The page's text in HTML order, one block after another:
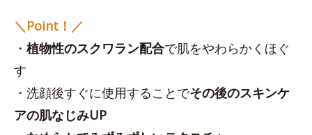
＼Point！／
・ 植物性のスクワラン配合で肌をやわらかくほぐ
す
・洗顔後すぐに使用することでその後のスキンケ
アの肌なじみUP